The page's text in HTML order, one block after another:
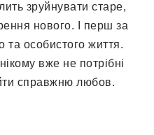
зруйнувати старе,
нового. І перш за
та особистого життя.
вже не потрібні
справжню любов.